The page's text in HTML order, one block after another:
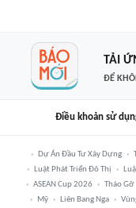
TẢI
ĐỂ
Điều khoản sử
Dự Án Đầu Tư Xây Dựng
Luật Phát Triển Đô Thị
ASEAN Cup 2026
Tháo Gỡ
Mỹ
Liên Bang Nga